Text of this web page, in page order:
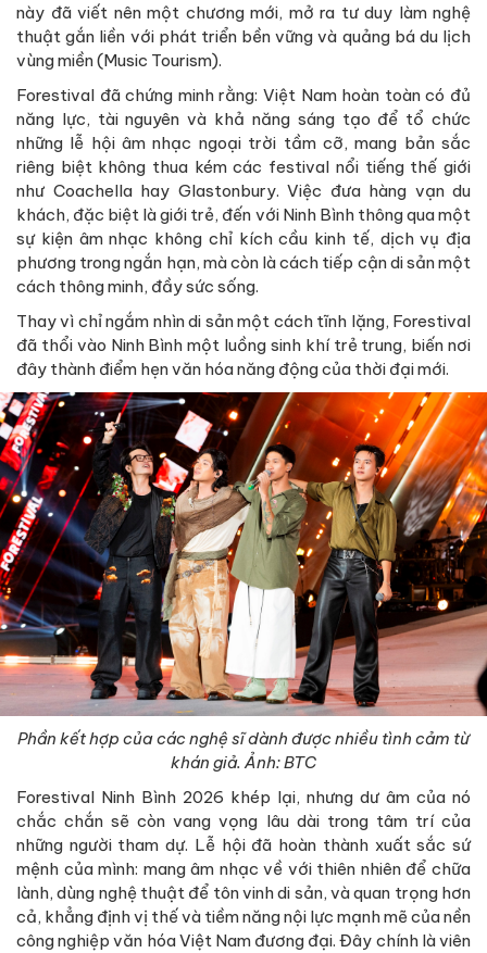
này đã viết nên một chương mới, mở ra tư duy làm nghệ
thuật gắn liền với phát triển bền vững và quảng bá du lịch
vùng miền (Music Tourism).
Forestival đã chứng minh rằng: Việt Nam hoàn toàn có đủ
năng lực, tài nguyên và khả năng sáng tạo để tổ chức
những lễ hội âm nhạc ngoại trời tầm cỡ, mang bản sắc
riêng biệt không thua kém các festival nổi tiếng thế giới
như Coachella hay Glastonbury. Việc đưa hàng vạn du
khách, đặc biệt là giới trẻ, đến với Ninh Bình thông qua một
sự kiện âm nhạc không chỉ kích cầu kinh tế, dịch vụ địa
phương trong ngắn hạn, mà còn là cách tiếp cận di sản một
cách thông minh, đầy sức sống.
Thay vì chỉ ngắm nhìn di sản một cách tĩnh lặng, Forestival
đã thổi vào Ninh Bình một luồng sinh khí trẻ trung, biến nơi
đây thành điểm hẹn văn hóa năng động của thời đại mới.
Phần kết hợp của các nghệ sĩ dành được nhiều tình cảm từ
khán giả. Ảnh: BTC
Forestival Ninh Bình 2026 khép lại, nhưng dư âm của nó
chắc chắn sẽ còn vang vọng lâu dài trong tâm trí của
những người tham dự. Lễ hội đã hoàn thành xuất sắc sứ
mệnh của mình: mang âm nhạc về với thiên nhiên để chữa
lành, dùng nghệ thuật để tôn vinh di sản, và quan trọng hơn
cả, khẳng định vị thế và tiềm năng nội lực mạnh mẽ của nền
công nghiệp văn hóa Việt Nam đương đại. Đây chính là viên